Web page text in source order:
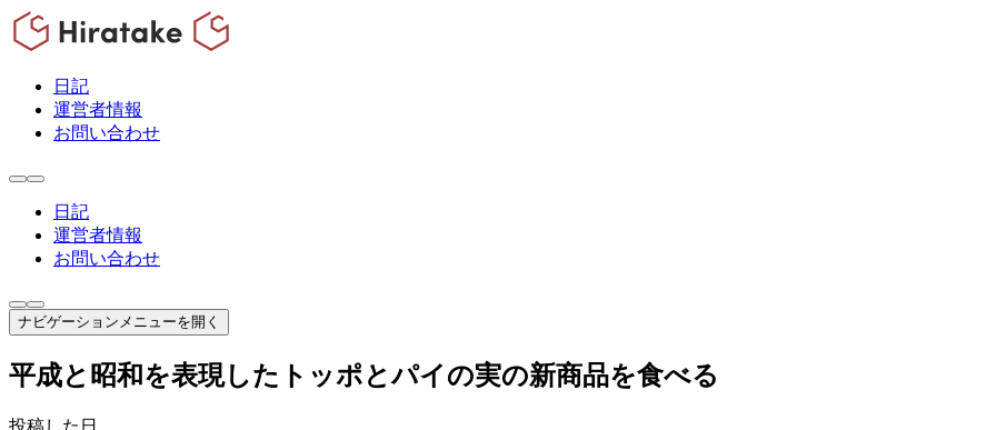
日記
運営者情報
お問い合わせ
日記
運営者情報
お問い合わせ
ナビゲーションメニューを開く
平成と昭和を表現したトッポとパイの実の新商品を食べる
投稿した日